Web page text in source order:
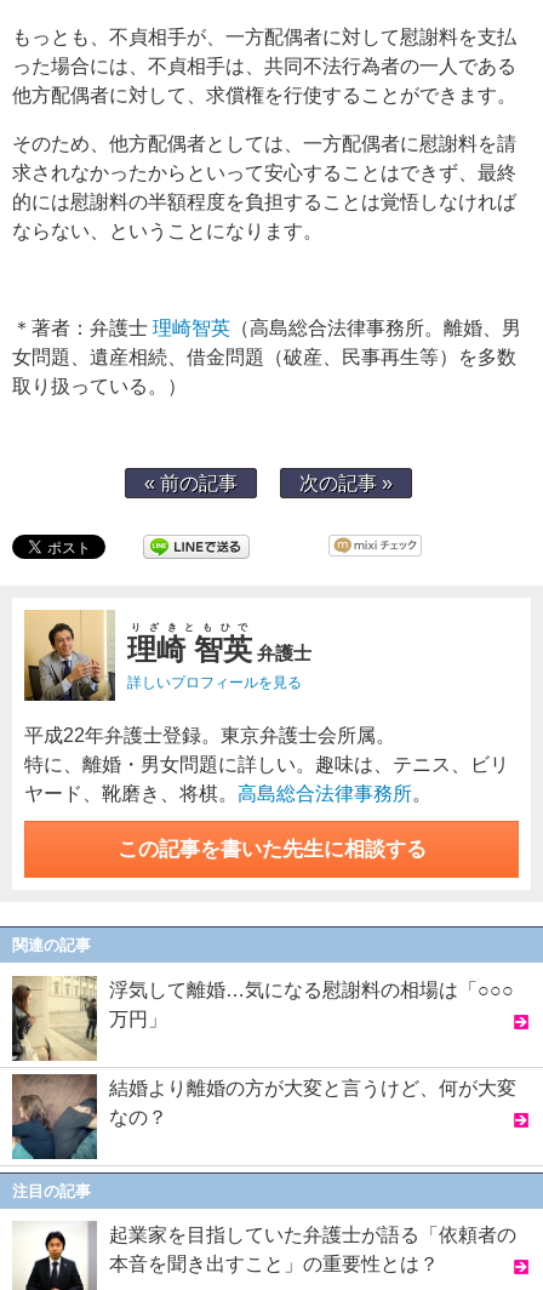
もっとも、不貞相手が、一方配偶者に対して慰謝料を支払
った場合には、不貞相手は、共同不法行為者の一人である
他方配偶者に対して、求償権を行使することができます。
そのため、他方配偶者としては、一方配偶者に慰謝料を請
求されなかったからといって安心することはできず、最終
的には慰謝料の半額程度を負担することは覚悟しなければ
ならない、ということになります。
＊著者：弁護士 理崎智英 （高島総合法律事務所。離婚、男
女問題、遺産相続、借金問題（破産、民事再生等）を多数
取り扱っている。）
« 前の記事 次の記事 »
理崎 智英
りざきともひで
弁護士
詳しいプロフィールを見る
平成22年弁護士登録。東京弁護士会所属。
特に、離婚・男女問題に詳しい。趣味は、テニス、ビリ
ヤード、靴磨き、将棋。 高島総合法律事務所。
この記事を書いた先生に相談する
関連の記事
浮気して離婚…気になる慰謝料の相場は「○○○
万円」
結婚より離婚の方が大変と言うけど、何が大変
なの？
注目の記事
起業家を目指していた弁護士が語る「依頼者の
本音を聞き出すこと」の重要性とは？